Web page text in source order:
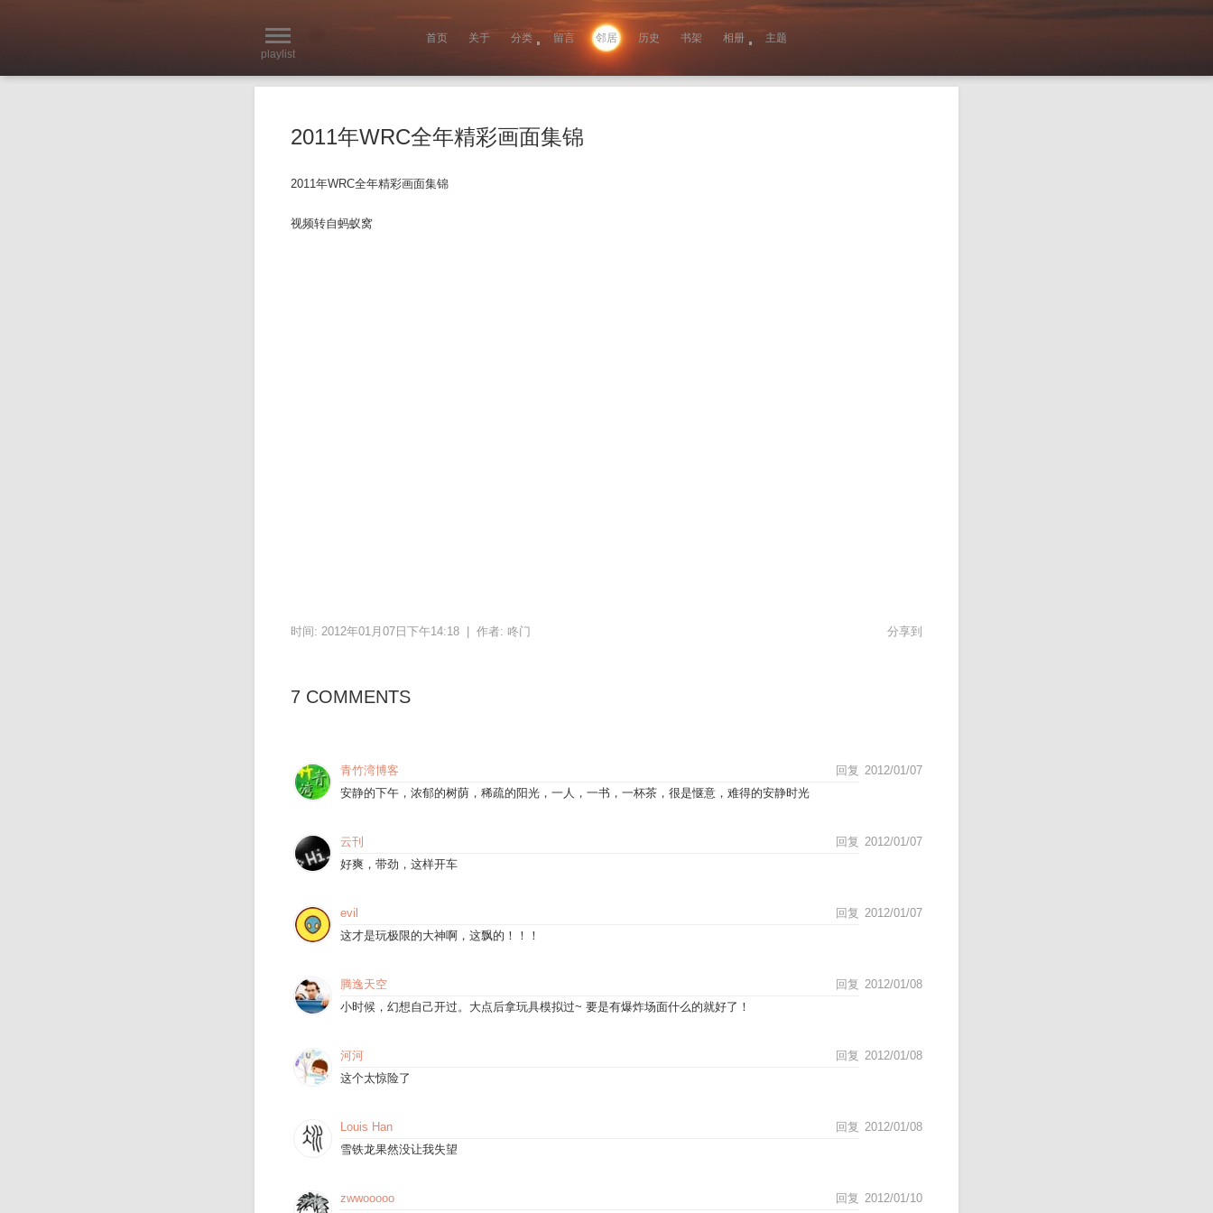
playlist
首页 关于 分类 留言 邻居 历史 书架 相册 主题
2011年WRC全年精彩画面集锦
2011年WRC全年精彩画面集锦
视频转自蚂蚁窝
时间: 2012年01月07日下午14:18 | 作者: 咚门 分享到
7 COMMENTS
2012/01/07
青竹湾博客
回复
安静的下午，浓郁的树荫，稀疏的阳光，一人，一书，一杯茶，很是惬意，难得的安静时光
2012/01/07
云刊
回复
好爽，带劲，这样开车
2012/01/07
evil
回复
这才是玩极限的大神啊，这飘的！！！
2012/01/08
腾逸天空
回复
小时候，幻想自己开过。大点后拿玩具模拟过~ 要是有爆炸场面什么的就好了！
2012/01/08
河河
回复
这个太惊险了
2012/01/08
Louis Han
回复
雪铁龙果然没让我失望
2012/01/10
zwwooooo
回复